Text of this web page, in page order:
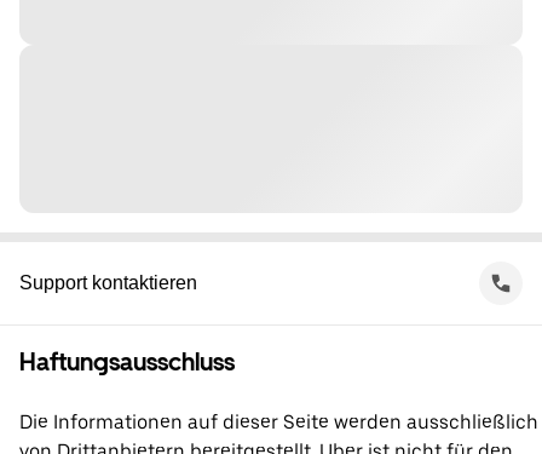
Support kontaktieren
Haftungsausschluss
Die Informationen auf dieser Seite werden ausschließlich